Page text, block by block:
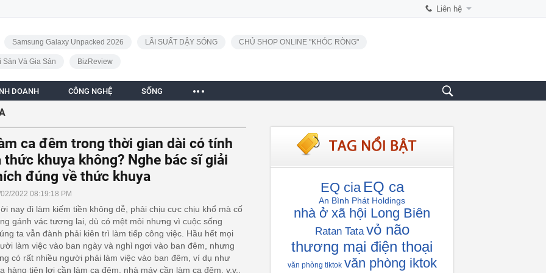
Liên hệ
Samsung Galaxy Unpacked 2026 LÃI SUẤT DẬY SÓNG CHỦ SHOP ONLINE "KHÓC RÒNG"
Sản Và Gia Sản BizReview
DOANH CÔNG NGHỆ SỐNG
ca đêm trong thời gian dài có tính
thức khuya không? Nghe bác sĩ giải
đúng về thức khuya
2022 08:19:18 PM
nay đi làm kiếm tiền không dễ, phải chịu cực chịu khổ mà cố
gánh vác tương lai, dù có mệt mỏi nhưng vì cuộc sống
ta vẫn đành phải kiên trì làm tiếp công việc. Hầu hết mọi
làm việc vào ban ngày và nghỉ ngơi vào ban đêm, nhưng
có rất nhiều người phải làm việc vào ban đêm, ví dụ như
hàng tiện lợi cần làm ca đêm, nhà máy cần làm ca đêm, v.v..
EQ cia EQ ca
An Bình Phát Holdings
nhà ở xã hội Long Biên
Ratan Tata vỏ não
thương mại điện thoại
văn phòng tiktok văn phòng iktok